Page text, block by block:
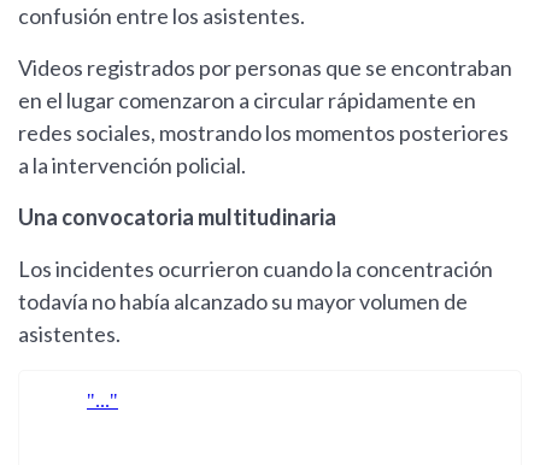
confusión entre los asistentes.
Videos registrados por personas que se encontraban
en el lugar comenzaron a circular rápidamente en
redes sociales, mostrando los momentos posteriores
a la intervención policial.
Una convocatoria multitudinaria
Los incidentes ocurrieron cuando la concentración
todavía no había alcanzado su mayor volumen de
asistentes.